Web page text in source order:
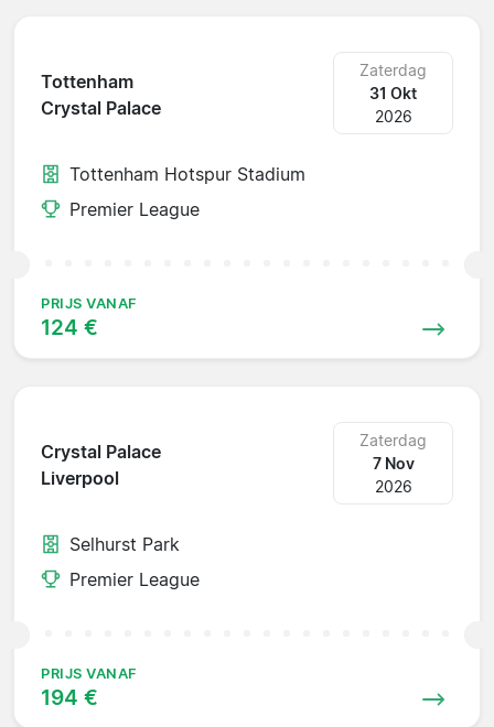
Tottenham
Crystal Palace
Zaterdag
31 Okt
2026
Tottenham Hotspur Stadium
Premier League
PRIJS VANAF
124 €
Crystal Palace
Liverpool
Zaterdag
7 Nov
2026
Selhurst Park
Premier League
PRIJS VANAF
194 €